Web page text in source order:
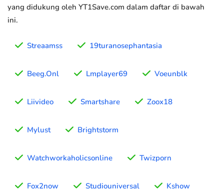
yang didukung oleh YT1Save.com dalam daftar di bawah
ini.
Streaamss 19turanosephantasia
Beeg.Onl Lmplayer69 Voeunblk
Liivideo Smartshare Zoox18
Mylust Brightstorm
Watchworkaholicsonline Twizporn
Fox2now Studiouniversal Kshow